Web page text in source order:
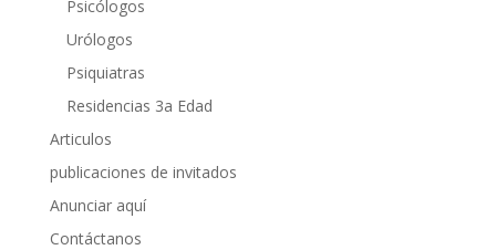
Psicólogos
Urólogos
Psiquiatras
Residencias 3a Edad
Articulos
publicaciones de invitados
Anunciar aquí
Contáctanos